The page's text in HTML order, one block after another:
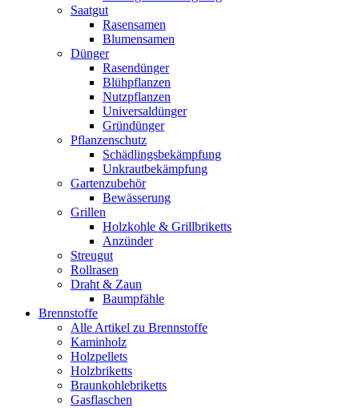
Saatgut
Rasensamen
Blumensamen
Dünger
Rasendünger
Blühpflanzen
Nutzpflanzen
Universaldünger
Gründünger
Pflanzenschutz
Schädlingsbekämpfung
Unkrautbekämpfung
Gartenzubehör
Bewässerung
Grillen
Holzkohle & Grillbriketts
Anzünder
Streugut
Rollrasen
Draht & Zaun
Baumpfähle
Brennstoffe
Alle Artikel zu Brennstoffe
Kaminholz
Holzpellets
Holzbriketts
Braunkohlebriketts
Gasflaschen